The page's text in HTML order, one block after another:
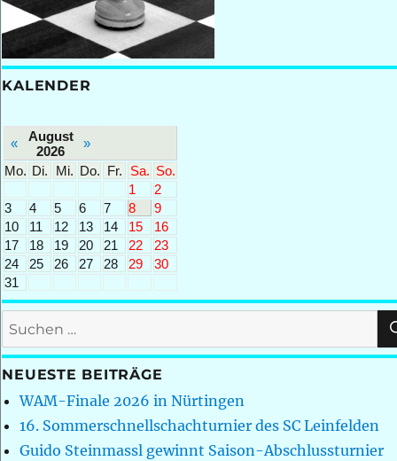
KALENDER
«
August
2026
»
Mo. Di. Mi. Do. Fr. Sa. So.
1
2
3
4 5 6 7 8
9
10
11 12 13 14 15
16
17
18 19 20 21 22
23
24
25 26 27 28 29
30
31
Suchen
nach:
NEUESTE BEITRÄGE
WAM-Finale 2026 in Nürtingen
16. Sommerschnellschachturnier des SC Leinfelden
Guido Steinmassl gewinnt Saison-Abschlussturnier